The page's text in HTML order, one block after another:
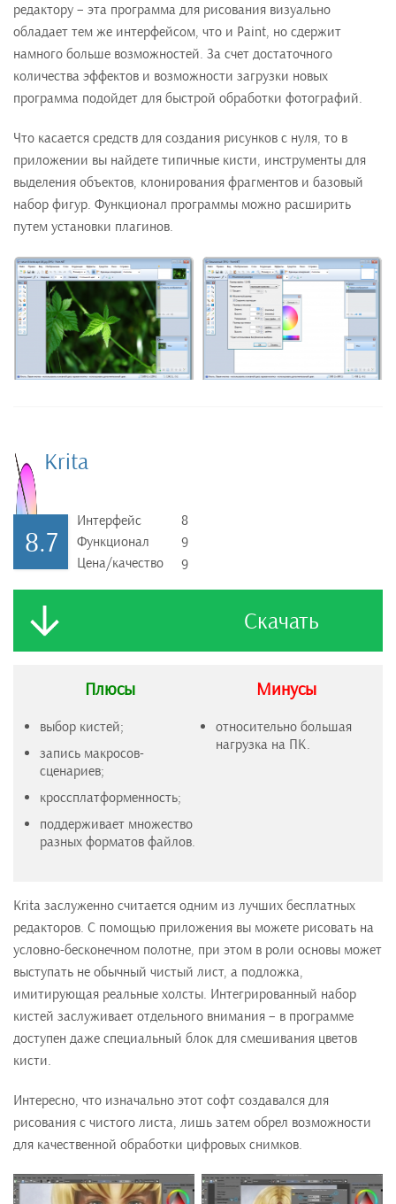
редактору – эта программа для рисования визуально
обладает тем же интерфейсом, что и Paint, но сдержит
намного больше возможностей. За счет достаточного
количества эффектов и возможности загрузки новых
программа подойдет для быстрой обработки фотографий.
Что касается средств для создания рисунков с нуля, то в
приложении вы найдете типичные кисти, инструменты для
выделения объектов, клонирования фрагментов и базовый
набор фигур. Функционал программы можно расширить
путем установки плагинов.
Krita
8.7
Интерфейс
Функционал
Цена/качество
8
9
9
Скачать
Плюсы
выбор кистей;
запись макросов-
сценариев;
кроссплатформенность;
поддерживает множество
разных форматов файлов.
Минусы
относительно большая
нагрузка на ПК.
Krita заслуженно считается одним из лучших бесплатных
редакторов. С помощью приложения вы можете рисовать на
условно-бесконечном полотне, при этом в роли основы может
выступать не обычный чистый лист, а подложка,
имитирующая реальные холсты. Интегрированный набор
кистей заслуживает отдельного внимания – в программе
доступен даже специальный блок для смешивания цветов
кисти.
Интересно, что изначально этот софт создавался для
рисования с чистого листа, лишь затем обрел возможности
для качественной обработки цифровых снимков.